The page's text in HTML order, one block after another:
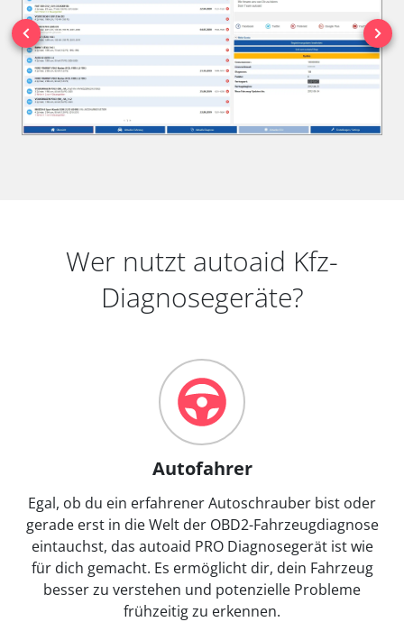
Wer nutzt autoaid Kfz-
Diagnosegeräte?
Autofahrer
Egal, ob du ein erfahrener Autoschrauber bist oder
gerade erst in die Welt der OBD2-Fahrzeugdiagnose
eintauchst, das autoaid PRO Diagnosegerät ist wie
für dich gemacht. Es ermöglicht dir, dein Fahrzeug
besser zu verstehen und potenzielle Probleme
frühzeitig zu erkennen.